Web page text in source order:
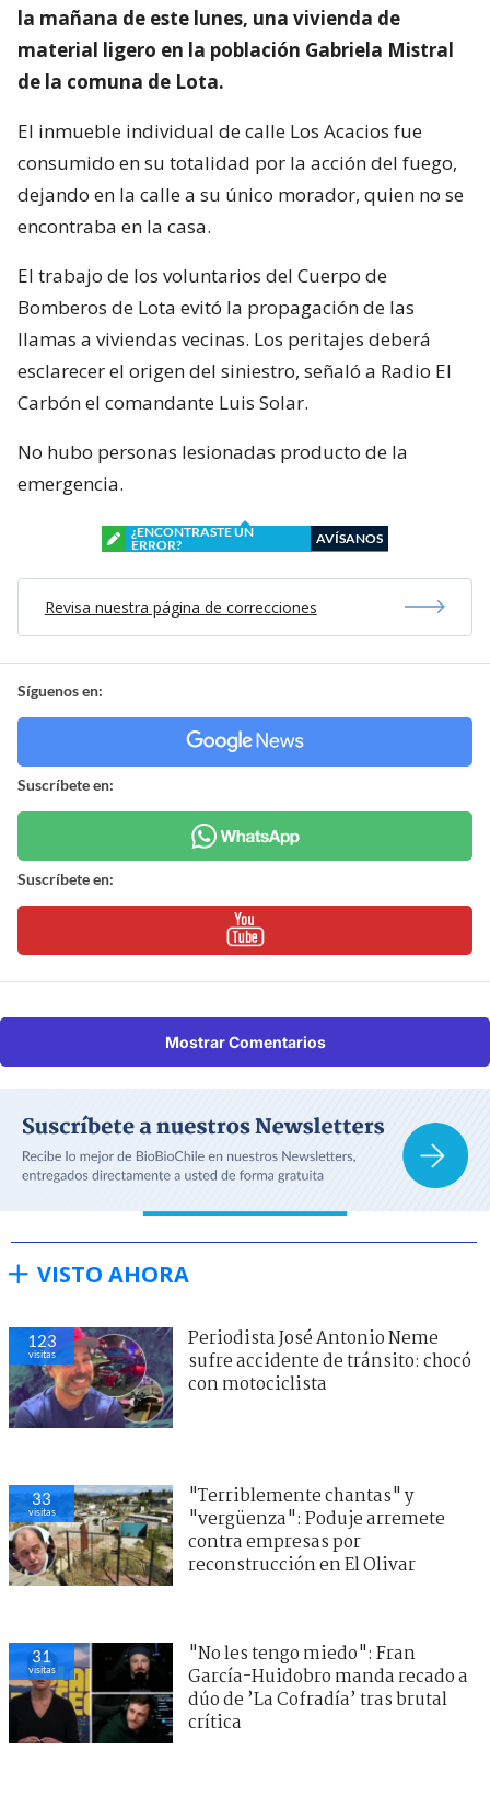
la mañana de este lunes, una vivienda de
material ligero en la población Gabriela Mistral
de la comuna de Lota.
El inmueble individual de calle Los Acacios fue
consumido en su totalidad por la acción del fuego,
dejando en la calle a su único morador, quien no se
encontraba en la casa.
El trabajo de los voluntarios del Cuerpo de
Bomberos de Lota evitó la propagación de las
llamas a viviendas vecinas. Los peritajes deberá
esclarecer el origen del siniestro, señaló a Radio El
Carbón el comandante Luis Solar.
No hubo personas lesionadas producto de la
emergencia.
¿ENCONTRASTE UN
ERROR?
AVÍSANOS
Revisa nuestra página de correcciones
Síguenos en:
Suscríbete en:
Suscríbete en:
Mostrar Comentarios
VISTO AHORA
123
visitas
Periodista José Antonio Neme
sufre accidente de tránsito: chocó
con motociclista
33
visitas
"Terriblemente chantas" y
"vergüenza": Poduje arremete
contra empresas por
reconstrucción en El Olivar
31
visitas
"No les tengo miedo": Fran
García-Huidobro manda recado a
dúo de ’La Cofradía’ tras brutal
crítica